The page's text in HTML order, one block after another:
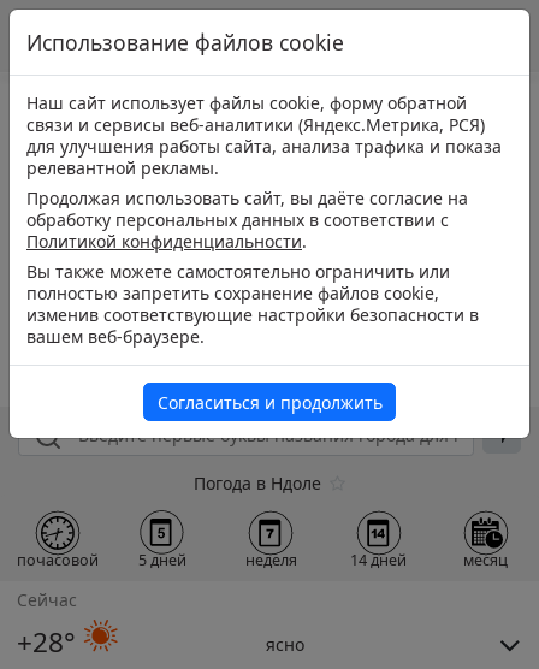
Погода в Ндоле
почасовой 5 дней неделя 14 дней месяц
Сейчас
+28° ясно
Использование файлов cookie
Наш сайт использует файлы cookie, форму обратной
связи и сервисы веб-аналитики (Яндекс.Метрика, РСЯ)
для улучшения работы сайта, анализа трафика и показа
релевантной рекламы.
Продолжая использовать сайт, вы даёте согласие на
обработку персональных данных в соответствии с
Политикой конфиденциальности.
Вы также можете самостоятельно ограничить или
полностью запретить сохранение файлов cookie,
изменив соответствующие настройки безопасности в
вашем веб-браузере.
Согласиться и продолжить